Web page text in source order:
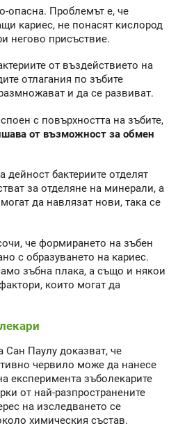
опасна. Проблемът е, че
кариес, не понасят кислород
негово присъствие.
от въздействието на
отлагания по зъбите
и да се развиват.
с повърхността на зъбите,
от възможност за обмен
дейност бактериите отделят
за отделяне на минерали, а
да навлязат нови, така се
че формирането на зъбен
с образуването на кариес.
зъбна плака, а също и някои
които могат да
Сан Паулу доказват, че
червило може да нанесе
експеримента зъболекарите
от най-разпространените
на изследването се
химическия състав.